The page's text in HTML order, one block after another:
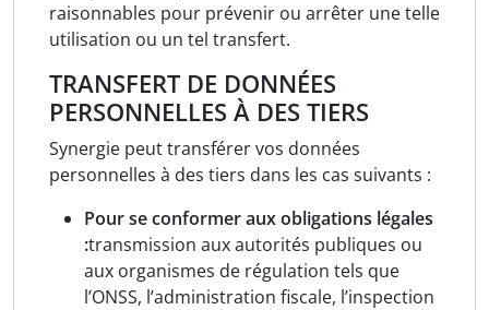
raisonnables pour prévenir ou arrêter une telle
utilisation ou un tel transfert.
TRANSFERT DE DONNÉES
PERSONNELLES À DES TIERS
Synergie peut transférer vos données
personnelles à des tiers dans les cas suivants :
Pour se conformer aux obligations légales
:transmission aux autorités publiques ou
aux organismes de régulation tels que
l’ONSS, l’administration fiscale, l’inspection